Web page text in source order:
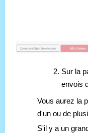
Sur la
envois
Vous aurez la
d'un ou de
S'il y a un